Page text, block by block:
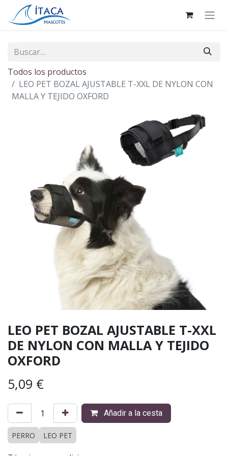
Todos los productos
LEO PET BOZAL AJUSTABLE T-XXL DE NYLON CON
MALLA Y TEJIDO OXFORD
LEO PET BOZAL AJUSTABLE T-XXL
DE NYLON CON MALLA Y TEJIDO
OXFORD
5,09 €
Añadir a la cesta
PERRO LEO PET